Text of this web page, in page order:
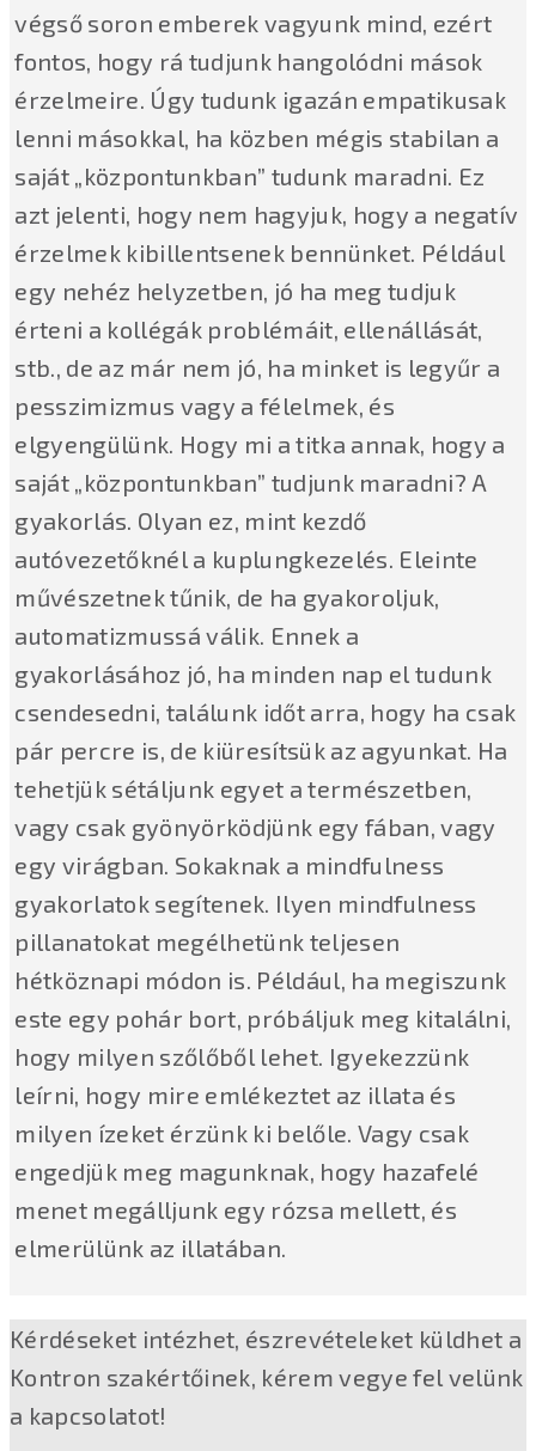
végső soron emberek vagyunk mind, ezért
fontos, hogy rá tudjunk hangolódni mások
érzelmeire. Úgy tudunk igazán empatikusak
lenni másokkal, ha közben mégis stabilan a
saját „központunkban” tudunk maradni. Ez
azt jelenti, hogy nem hagyjuk, hogy a negatív
érzelmek kibillentsenek bennünket. Például
egy nehéz helyzetben, jó ha meg tudjuk
érteni a kollégák problémáit, ellenállását,
stb., de az már nem jó, ha minket is legyűr a
pesszimizmus vagy a félelmek, és
elgyengülünk. Hogy mi a titka annak, hogy a
saját „központunkban” tudjunk maradni? A
gyakorlás. Olyan ez, mint kezdő
autóvezetőknél a kuplungkezelés. Eleinte
művészetnek tűnik, de ha gyakoroljuk,
automatizmussá válik. Ennek a
gyakorlásához jó, ha minden nap el tudunk
csendesedni, találunk időt arra, hogy ha csak
pár percre is, de kiüresítsük az agyunkat. Ha
tehetjük sétáljunk egyet a természetben,
vagy csak gyönyörködjünk egy fában, vagy
egy virágban. Sokaknak a mindfulness
gyakorlatok segítenek. Ilyen mindfulness
pillanatokat megélhetünk teljesen
hétköznapi módon is. Például, ha megiszunk
este egy pohár bort, próbáljuk meg kitalálni,
hogy milyen szőlőből lehet. Igyekezzünk
leírni, hogy mire emlékeztet az illata és
milyen ízeket érzünk ki belőle. Vagy csak
engedjük meg magunknak, hogy hazafelé
menet megálljunk egy rózsa mellett, és
elmerülünk az illatában.
Kérdéseket intézhet, észrevételeket küldhet a
Kontron szakértőinek, kérem vegye fel velünk
a kapcsolatot!